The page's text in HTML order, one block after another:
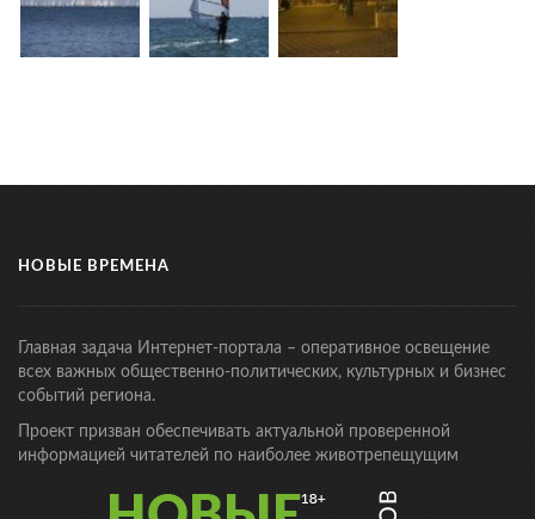
НОВЫЕ ВРЕМЕНА
Главная задача Интернет-портала – оперативное освещение
всех важных общественно-политических, культурных и бизнес
событий региона.
Проект призван обеспечивать актуальной проверенной
информацией читателей по наиболее животрепещущим